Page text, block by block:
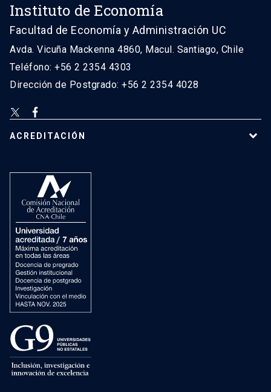
Instituto de Economía
Facultad de Economía y Administración UC
Avda. Vicuña Mackenna 4860, Macul. Santiago, Chile
Teléfono: +56 2 2354 4303
Dirección de Postgrado: +56 2 2354 4028
ACREDITACIÓN